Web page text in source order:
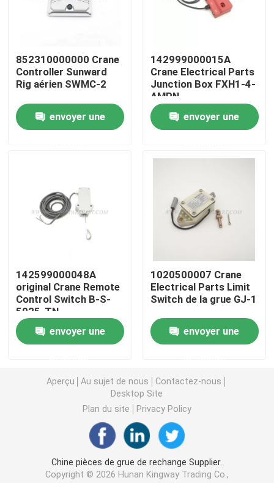
Contrôle de la qualité
nouvelles
Demande de soumission
Crane Electrical Parts
Crane Parts hydraulique
Crane Undercarriage Parts
Crane Engine Parts
Crane Boom Parts
Crane Light
852310000000 Crane
Controller Sunward
Rig aérien SWMC-2
envoyer une
142999000015A
Crane Electrical Parts
Junction Box FXH1-4-
AMPN
envoyer une
142599000048A
original Crane Remote
Control Switch B-S-
5025-TN
envoyer une
1020500007 Crane
Electrical Parts Limit
Switch de la grue GJ-1
envoyer une
Aperçu Au sujet de nous
Contactez-nous
Desktop Site
Plan du site
Privacy Policy
Chine pièces de grue de rechange Supplier.
Copyright © 2026 Hunan Kingway Trading Co.,